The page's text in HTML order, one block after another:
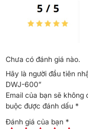
Rửa chén nhanh
Máy rửa chén Junger
bạn có thể dễ dàng giải
chén đĩa theo tiêu
toàn có thể rửa cùng
Việt, vừa tiết kiệm thời
đa dành cho việc dọn
Lượng nước sử dụng
lượng nước so với
rửa bát
sẽ giúp người
kể hàng tháng.
Chưa có đánh giá nào.
Hãy là người đầu tiên
DWJ-600”
Email của bạn sẽ không
buộc được đánh dấu *
Đánh giá của bạn *